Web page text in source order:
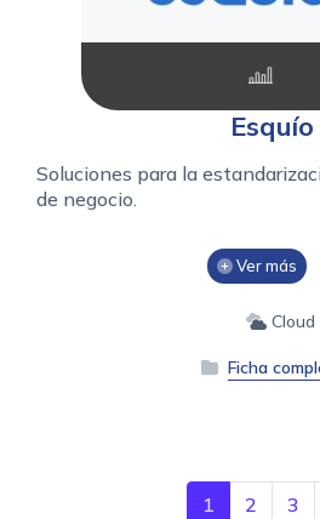
Esquío
Soluciones para la
de negocio.
Ver más
Cloud
Ficha
1 2 3